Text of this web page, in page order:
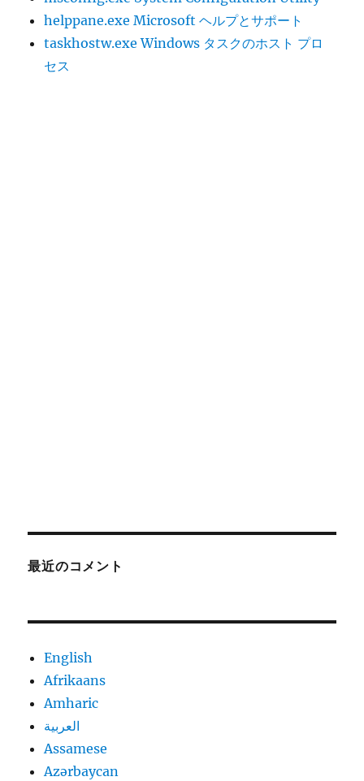
helppane.exe Microsoft ヘルプとサポート
taskhostw.exe Windows タスクのホスト プロ
セス
最近のコメント
English
Afrikaans
Amharic
العربية
Assamese
Azərbaycan